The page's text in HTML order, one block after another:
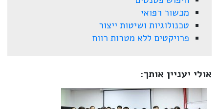
מכשור רפואי
טכנולוגיות ושיטות ייצור
פרויקטים ללא מטרות רווח
אולי יעניין אותך: